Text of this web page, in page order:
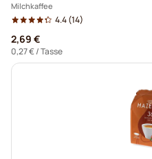
Milchkaffee
4.4(14)
2,69 €
0,27 €/ Tasse